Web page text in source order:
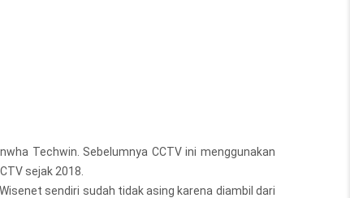
Techwin. Sebelumnya CCTV ini menggunakan
sejak 2018.
sendiri sudah tidak asing karena diambil dari